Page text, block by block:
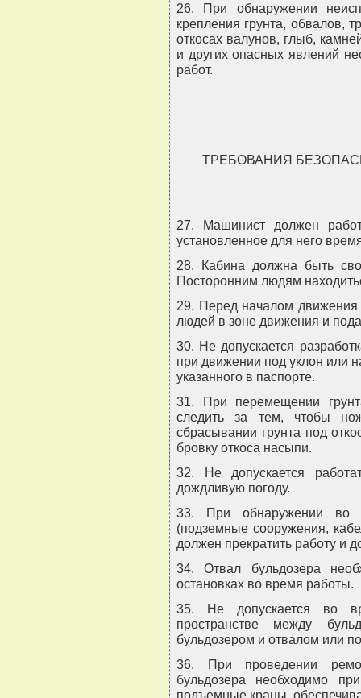
26. При обнаружении
крепления грунта, обвалов,
откосах валунов, глыб,
и других опасных явлений
работ.
ТРЕБОВАНИЯ
27. Машинист должен
установленное для него
28. Кабина должна быть
Посторонним людям
29. Перед началом движения
людей в зоне движения и
30. Не допускается
при движении под уклон или
указанного в паспорте.
31. При перемещении
следить за тем, чтобы
сбрасывании грунта под
бровку откоса насыпи.
32. Не допускается
дождливую погоду.
33. При обнаружении во
(подземные сооружения,
должен прекратить работу и
34. Отвал бульдозера
остановках во время работы.
35. Не допускается во
пространстве между
бульдозером и отвалом или
36. При проведении
бульдозера необходимо
подъемные краны,